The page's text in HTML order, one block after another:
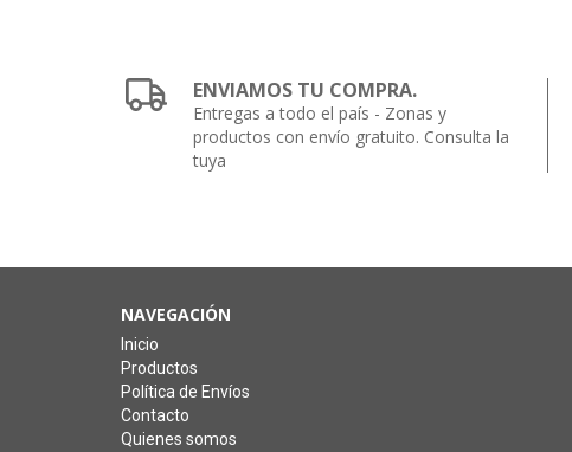
ENVIAMOS TU COMPRA.
Entregas a todo el país - Zonas y
productos con envío gratuito. Consulta la
tuya
NAVEGACIÓN
Inicio
Productos
Política de Envíos
Contacto
Quienes somos